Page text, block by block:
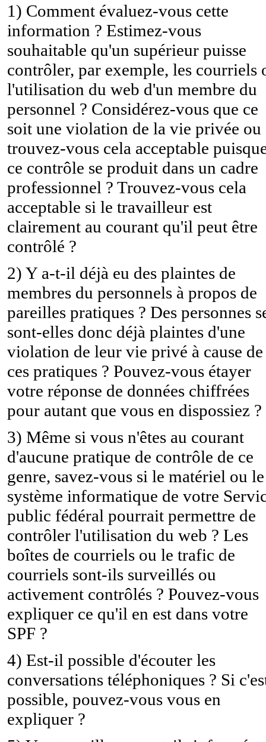
1) Comment évaluez-vous cette
information ? Estimez-vous
souhaitable qu'un supérieur puisse
contrôler, par exemple, les courriels
l'utilisation du web d'un membre du
personnel ? Considérez-vous que ce
soit une violation de la vie privée ou
trouvez-vous cela acceptable
ce contrôle se produit dans un cadre
professionnel ? Trouvez-vous cela
acceptable si le travailleur est
clairement au courant qu'il peut être
contrôlé ?
2) Y a-t-il déjà eu des plaintes de
membres du personnels à propos de
pareilles pratiques ? Des personnes
sont-elles donc déjà plaintes d'une
violation de leur vie privé à cause de
ces pratiques ? Pouvez-vous étayer
votre réponse de données chiffrées
pour autant que vous en dispossiez ?
3) Même si vous n'êtes au courant
d'aucune pratique de contrôle de ce
genre, savez-vous si le matériel ou le
système informatique de votre
public fédéral pourrait permettre de
contrôler l'utilisation du web ? Les
boîtes de courriels ou le trafic de
courriels sont-ils surveillés ou
activement contrôlés ? Pouvez-vous
expliquer ce qu'il en est dans votre
SPF ?
4) Est-il possible d'écouter les
conversations téléphoniques ? Si
possible, pouvez-vous vous en
expliquer ?